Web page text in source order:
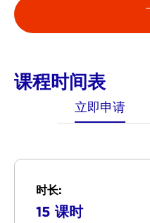
课程时间表
立即申请
时长:
15 课时